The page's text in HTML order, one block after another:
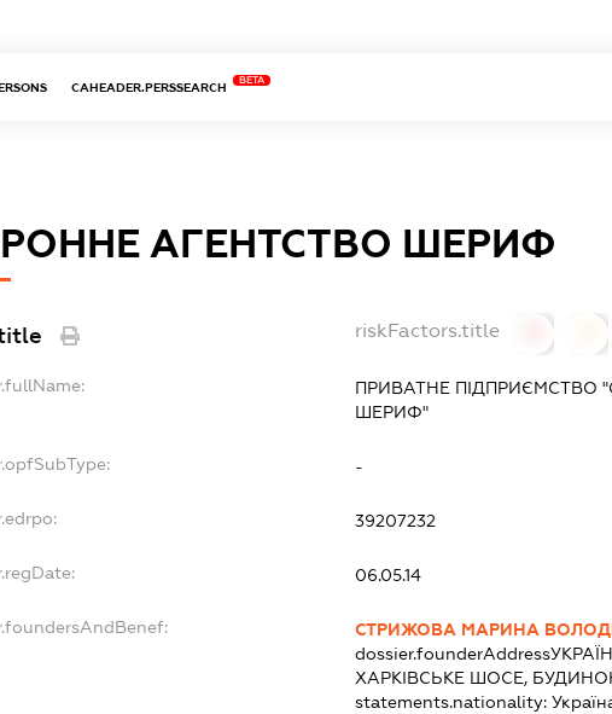
CAHEADER.PERSSEARCH
BETA
АГЕНТСТВО ШЕРИФ
riskFactors.title
ПРИВАТНЕ ПІДПРИЄМСТВО
ШЕРИФ"
-
39207232
06.05.14
СТРИЖОВА МАРИНА
dossier.founderAddress
ХАРКІВСЬКЕ ШОСЕ,
statements.nationality: